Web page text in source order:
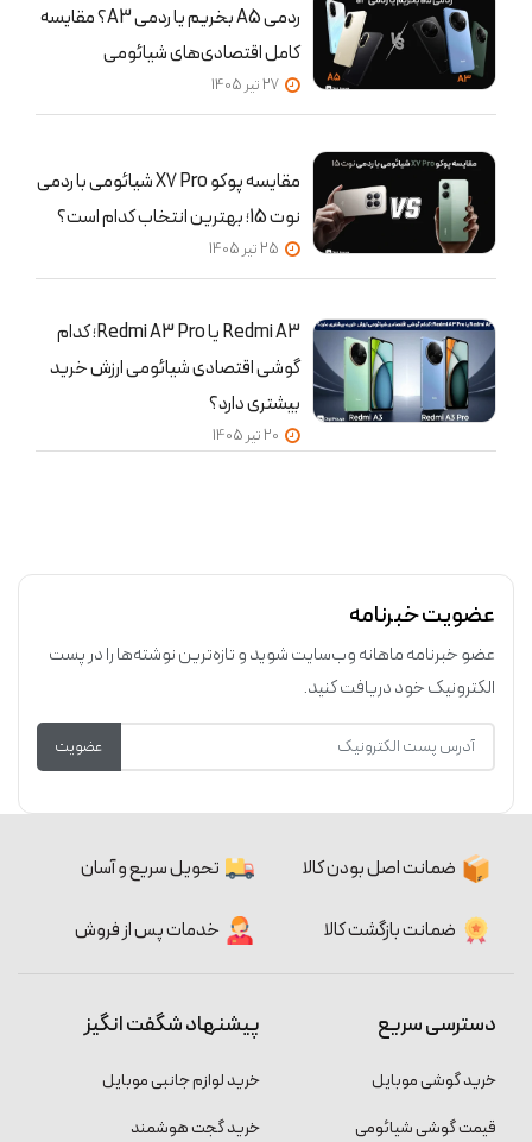
ردمی A5 بخریم یا ردمی A3؟ مقایسه
کامل اقتصادی‌های شیائومی
27 تير 1405
مقایسه پوکو X7 Pro شیائومی با ردمی
نوت 15؛ بهترین انتخاب کدام است؟
Redmi A3 یا Redmi A3 Pro؛ کدام
گوشی اقتصادی شیائومی ارزش خرید
بیشتری دارد؟
عضویت خبرنامه
عضو خبرنامه ماهانه وب‌سایت شوید و تازه‌ترین نوشته‌ها را در پست
الکترونیک خود دریافت کنید.
عضویت
ضمانت اصل بودن کالا تحویل سریع و آسان
ضمانت بازگشت کالا خدمات پس از فروش
دسترسی سریع
خرید گوشی موبایل
قیمت گوشی شیائومی
پیشنهاد شگفت انگیز
خرید لوازم جانبی موبایل
خرید گجت هوشمند